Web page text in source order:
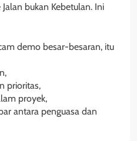
bukan Kebetulan. Ini
demo besar-besaran, itu
prioritas,
proyek,
antara penguasa dan